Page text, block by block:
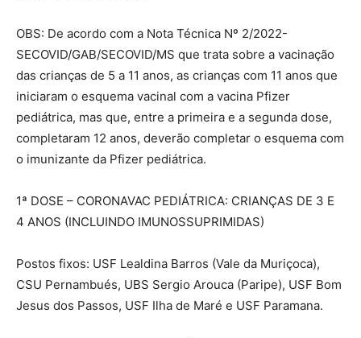
OBS: De acordo com a Nota Técnica Nº 2/2022-
SECOVID/GAB/SECOVID/MS que trata sobre a vacinação
das crianças de 5 a 11 anos, as crianças com 11 anos que
iniciaram o esquema vacinal com a vacina Pfizer
pediátrica, mas que, entre a primeira e a segunda dose,
completaram 12 anos, deverão completar o esquema com
o imunizante da Pfizer pediátrica.
1ª DOSE – CORONAVAC PEDIÁTRICA: CRIANÇAS DE 3 E
4 ANOS (INCLUINDO IMUNOSSUPRIMIDAS)
Postos fixos: USF Lealdina Barros (Vale da Muriçoca),
CSU Pernambués, UBS Sergio Arouca (Paripe), USF Bom
Jesus dos Passos, USF Ilha de Maré e USF Paramana.